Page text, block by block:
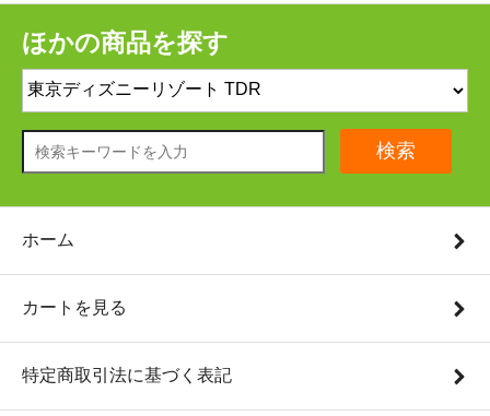
ほかの商品を探す
検索
ホーム
カートを見る
特定商取引法に基づく表記